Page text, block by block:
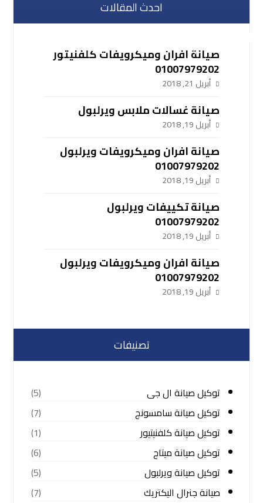
احدث المقالات
صيانة افران وميكرويفات كلفنيتور
01007979202
أبريل 21, 2018
صيانة غسالات ملابس ويرلبول
أبريل 19, 2018
صيانة افران وميكرويفات ويرلبول
01007979202
أبريل 19, 2018
صيانة تكييفات ويرلبول
01007979202
أبريل 19, 2018
صيانة افران وميكرويفات ويرلبول
01007979202
أبريل 19, 2018
تصنيفات
توكيل صيانة ال جى
(5)
توكيل صيانة سامسونج
(7)
توكيل صيانة كلفنيتيور
(1)
توكيل صيانة ميتاج
(6)
توكيل صيانة ويرلبول
(5)
صيانة جنرال اليكتريك
(7)